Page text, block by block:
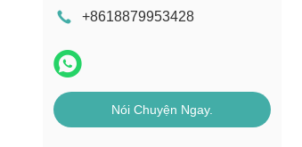
+8618879953428
Nói Chuyện Ngay.